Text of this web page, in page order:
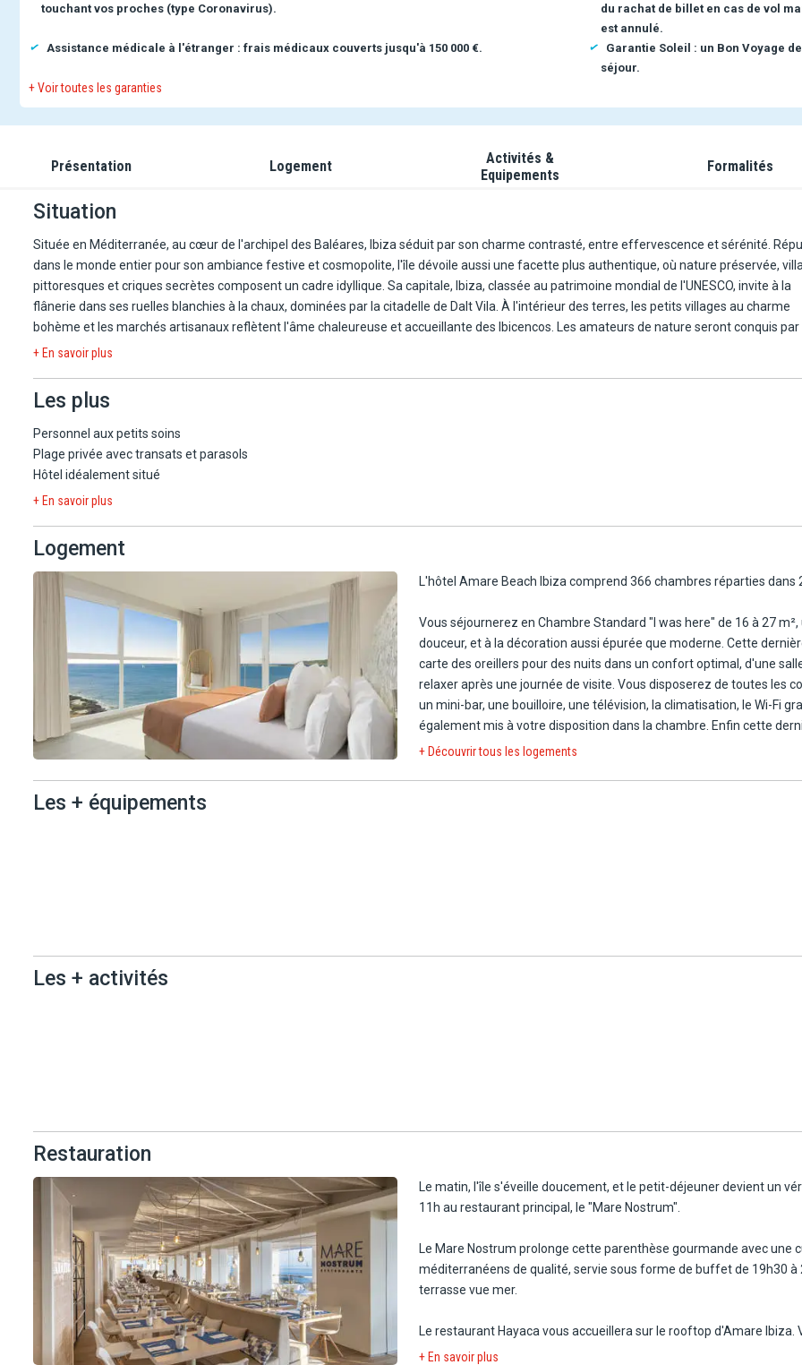
touchant vos proches (type Coronavirus).
du rachat de billet en cas de vol
est annulé.
Assistance médicale à l'étranger : frais médicaux couverts jusqu'à 150 000 €.
Garantie Soleil : un Bon Voyage
séjour.
+ Voir toutes les garanties
Présentation Logement
Activités &
Equipements
Formalités
Situation
Située en Méditerranée, au cœur de l'archipel des Baléares, Ibiza séduit par son charme contrasté, entre effervescence et sérénité.
dans le monde entier pour son ambiance festive et cosmopolite, l'île dévoile aussi une facette plus authentique, où nature préservée,
pittoresques et criques secrètes composent un cadre idyllique. Sa capitale, Ibiza, classée au patrimoine mondial de l'UNESCO, invite à la
flânerie dans ses ruelles blanchies à la chaux, dominées par la citadelle de Dalt Vila. À l'intérieur des terres, les petits villages au charme
bohème et les marchés artisanaux reflètent l'âme chaleureuse et accueillante des Ibicencos. Les amateurs de nature seront conquis par
beauté des calas, ces criques aux eaux turquoise bordées de pins, idéales pour la baignade et la détente. Les couchers de soleil,
Côté gastronomie, Ibiza ravit les gourmets avec ses saveurs typiquement méditerranéennes : poissons frais, huile d'olive, fromages
douceurs sucrées comme la flaó, un dessert traditionnel à base de fromage et de menthe. Entre découvertes culturelles, instants de
et ambiance envoûtante, Ibiza promet une expérience unique, où chaque moment devient une émotion.
paisible de San Antonio. Ce havre de détente conjugue à merveille design moderne, atmosphère élégante et esprit méditerranéen,
une expérience unique à ceux qui recherchent un séjour raffiné et vibrant à la fois.
Son architecture épurée et ses vastes espaces baignés de lumière s'ouvrent sur la mer, créant une parfaite harmonie entre luxe discret et
douceur insulaire. Les chambres, spacieuses et décorées avec soin dans des tons clairs et naturels, invitent à la sérénité, tandis que les
terrasses et piscines à débordement offrent des vues spectaculaires sur les couchers de soleil d'Ibiza, parmi les plus célèbres de
Méditerranée.
Côté gastronomie, l'Amàre Beach Hotel Ibiza séduit par ses restaurants panoramiques où saveurs locales et cuisine créative se
dans une ambiance chic et décontractée. Le Belvue Rooftop Bar et l'espace Amàre Lounge sont de véritables lieux de vie, parfaits pour
savourer un cocktail face à l'horizon, bercé par la musique et la brise marine.
Grâce à son ambiance élégante et son service attentionné, l'Amàre Beach Hotel Ibiza incarne l'art de vivre méditerranéen dans ce qu'il a
+ En savoir plus
Les plus
Personnel aux petits soins
Plage privée avec transats et parasols
Hôtel idéalement situé
+ En savoir plus
Logement
L'hôtel Amare Beach Ibiza comprend 366 chambres réparties dans
Vous séjournerez en Chambre Standard "I was here" de 16 à 27
douceur, et à la décoration aussi épurée que moderne. Cette
carte des oreillers pour des nuits dans un confort optimal, d'une
relaxer après une journée de visite. Vous disposerez de toutes les
un mini-bar, une bouilloire, une télévision, la climatisation, le Wi-Fi
également mis à votre disposition dans la chambre. Enfin cette
sans quitter votre chambre.
+ Découvrir tous les logements
Les + équipements
Les + activités
Restauration
Le matin, l'île s'éveille doucement, et le petit-déjeuner devient un
11h au restaurant principal, le "Mare Nostrum".
Le Mare Nostrum prolonge cette parenthèse gourmande avec une
méditerranéens de qualité, servie sous forme de buffet de 19h30
terrasse vue mer.
Le restaurant Hayaca vous accueillera sur le rooftop d'Amare
gastronomie latine grâce à Mauricio Giovanini, prestigieux chef
+ En savoir plus